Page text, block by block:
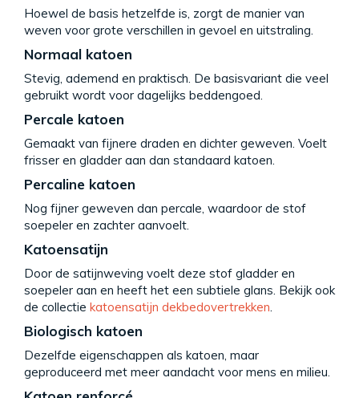
Hoewel de basis hetzelfde is, zorgt de manier van
weven voor grote verschillen in gevoel en uitstraling.
Normaal katoen
Stevig, ademend en praktisch. De basisvariant die veel
gebruikt wordt voor dagelijks beddengoed.
Percale katoen
Gemaakt van fijnere draden en dichter geweven. Voelt
frisser en gladder aan dan standaard katoen.
Percaline katoen
Nog fijner geweven dan percale, waardoor de stof
soepeler en zachter aanvoelt.
Katoensatijn
Door de satijnweving voelt deze stof gladder en
soepeler aan en heeft het een subtiele glans. Bekijk ook
de collectie katoensatijn dekbedovertrekken.
Biologisch katoen
Dezelfde eigenschappen als katoen, maar
geproduceerd met meer aandacht voor mens en milieu.